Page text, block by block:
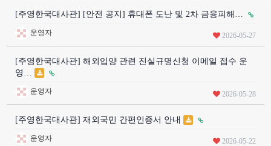
[주영한국대사관] [안전 공지] 휴대폰 도난 및 2차 금융피해…
운영자 2026-05-27
[주영한국대사관] 해외입양 관련 진실규명신청 이메일 접수 운
영…
운영자 2026-05-28
[주영한국대사관] 재외국민 간편인증서 안내
운영자 2026-05-22